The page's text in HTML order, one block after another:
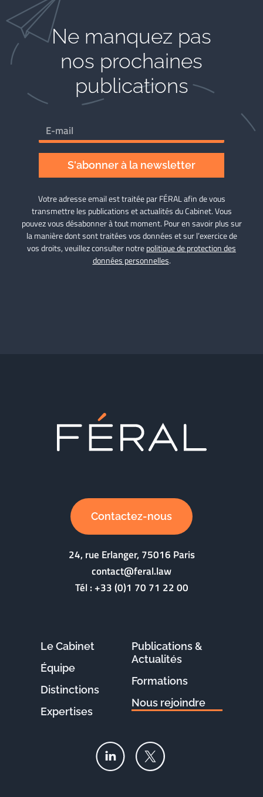
Ne manquez pas
nos prochaines
publications
S'abonner à la newsletter
Votre adresse email est traitée par FÉRAL afin de vous
transmettre les publications et actualités du Cabinet. Vous
pouvez vous désabonner à tout moment. Pour en savoir plus sur
la manière dont sont traitées vos données et sur l’exercice de
vos droits, veuillez consulter notrepolitique de protection des
données personnelles.
Contactez-nous
24, rue Erlanger, 75016 Paris
contact@feral.law
Tél :+33 (0)1 70 71 22 00
Le Cabinet
Équipe
Distinctions
Expertises
Publications &
Actualités
Formations
Nous rejoindre